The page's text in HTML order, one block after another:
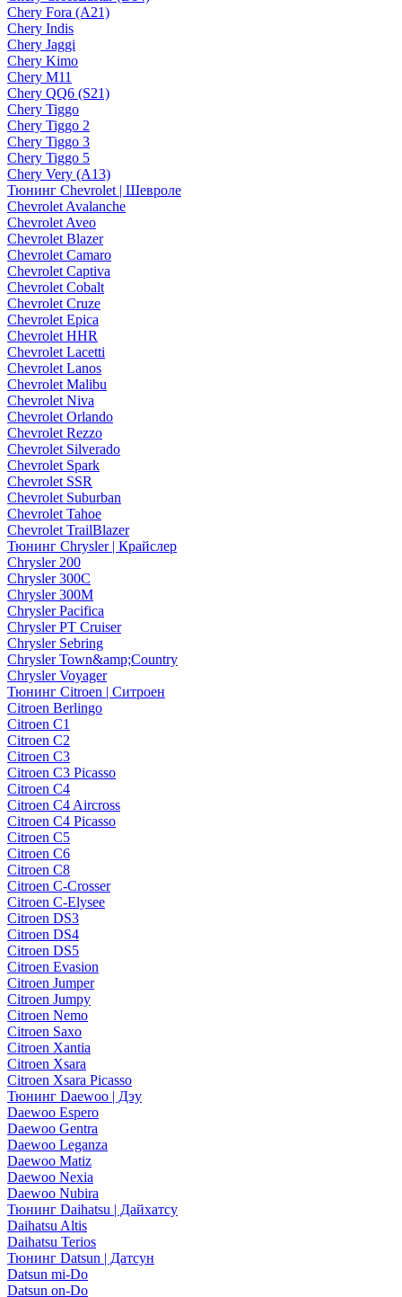
Chery Fora (A21)
Chery Indis
Chery Jaggi
Chery Kimo
Chery M11
Chery QQ6 (S21)
Chery Tiggo
Chery Tiggo 2
Chery Tiggo 3
Chery Tiggo 5
Chery Very (A13)
Тюнинг Chevrolet | Шевроле
Chevrolet Avalanche
Chevrolet Aveo
Chevrolet Blazer
Chevrolet Camaro
Chevrolet Captiva
Chevrolet Cobalt
Chevrolet Cruze
Chevrolet Epica
Chevrolet HHR
Chevrolet Lacetti
Chevrolet Lanos
Chevrolet Malibu
Chevrolet Niva
Chevrolet Orlando
Chevrolet Rezzo
Chevrolet Silverado
Chevrolet Spark
Chevrolet SSR
Chevrolet Suburban
Chevrolet Tahoe
Chevrolet TrailBlazer
Тюнинг Chrysler | Крайслер
Chrysler 200
Chrysler 300C
Chrysler 300M
Chrysler Pacifica
Chrysler PT Cruiser
Chrysler Sebring
Chrysler Town&amp;Country
Chrysler Voyager
Тюнинг Citroen | Ситроен
Citroen Berlingo
Citroen C1
Citroen C2
Citroen C3
Citroen C3 Picasso
Citroen C4
Citroen C4 Aircross
Citroen C4 Picasso
Citroen C5
Citroen C6
Citroen C8
Citroen C-Crosser
Citroen C-Elysee
Citroen DS3
Citroen DS4
Citroen DS5
Citroen Evasion
Citroen Jumper
Citroen Jumpy
Citroen Nemo
Citroen Saxo
Citroen Xantia
Citroen Xsara
Citroen Xsara Picasso
Тюнинг Daewoo | Дэу
Daewoo Espero
Daewoo Gentra
Daewoo Leganza
Daewoo Matiz
Daewoo Nexia
Daewoo Nubira
Тюнинг Daihatsu | Дайхатсу
Daihatsu Altis
Daihatsu Terios
Тюнинг Datsun | Датсун
Datsun mi-Do
Datsun on-Do